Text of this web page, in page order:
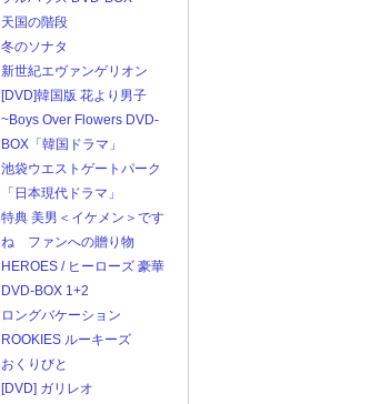
天国の階段
冬のソナタ
新世紀エヴァンゲリオン
[DVD]韓国版 花より男子
~Boys Over Flowers DVD-
BOX「韓国ドラマ」
池袋ウエストゲートパーク
「日本現代ドラマ」
特典 美男＜イケメン＞です
ね ファンへの贈り物
HEROES / ヒーローズ 豪華
DVD-BOX 1+2
ロングバケーション
ROOKIES ルーキーズ
おくりびと
[DVD] ガリレオ